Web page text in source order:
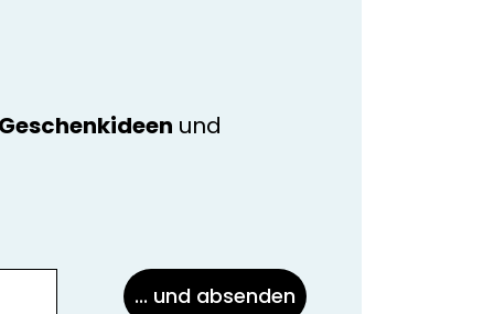
und
... und absenden